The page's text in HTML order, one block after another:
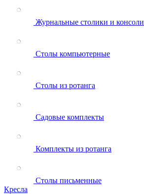
Журнальные столики и консоли
Столы компьютерные
Столы из ротанга
Садовые комплекты
Комплекты из ротанга
Столы письменные
Кресла